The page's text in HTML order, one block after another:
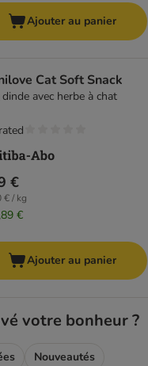
Ajouter au panier
Cat Soft Snack
avec herbe à chat
€
€ / kg
€
Ajouter au panier
votre bonheur ?
Nouveautés